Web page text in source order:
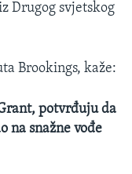
Drugog svjetskog
Brookings, kaže:
potvrđuju da
na snažne vođe